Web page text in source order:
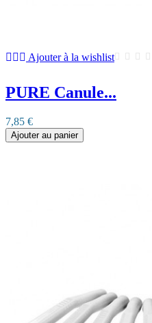
Ajouter à la wishlist
PURE Canule...
7,85 €
Ajouter au panier